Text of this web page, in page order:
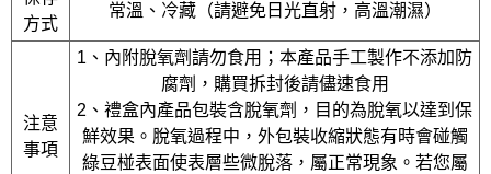
方式
常溫、冷藏（請避免日光直射，高溫潮濕）
注意
事項
1、內附脫氧劑請勿食用；本產品手工製作不添加防
腐劑，購買拆封後請儘速食用
2、禮盒內產品包裝含脫氧劑，目的為脫氧以達到保
鮮效果。脫氧過程中，外包裝收縮狀態有時會碰觸
綠豆椪表面使表層些微脫落，屬正常現象。若您屬